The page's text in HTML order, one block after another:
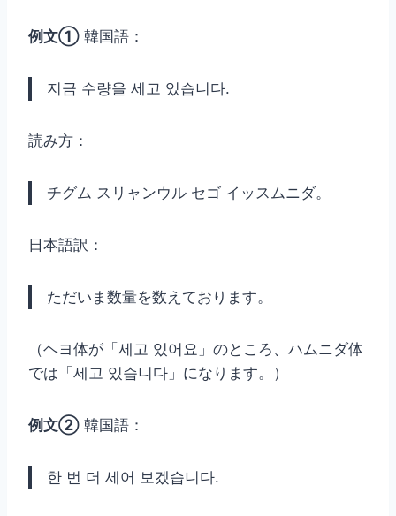
例文① 韓国語：
지금 수량을 세고 있습니다.
読み方：
チグム スリャンウル セゴ イッスムニダ。
日本語訳：
ただいま数量を数えております。
（ヘヨ体が「세고 있어요」のところ、ハムニダ体
では「세고 있습니다」になります。）
例文② 韓国語：
한 번 더 세어 보겠습니다.